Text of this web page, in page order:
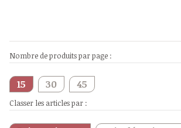
Nombre de produits par page :
15 30 45
Classer les articles par :